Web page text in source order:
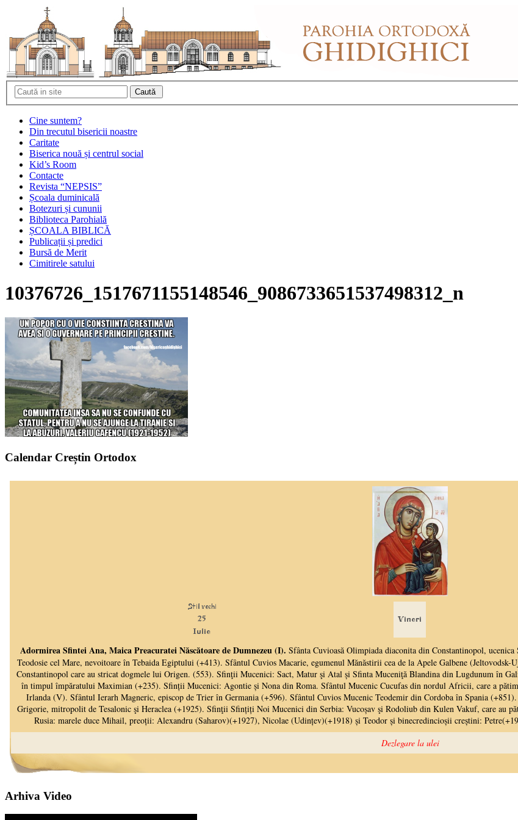
Cine suntem?
Din trecutul bisericii noastre
Caritate
Biserica nouă și centrul social
Kid’s Room
Contacte
Revista “NEPSIS”
Școala duminicală
Botezuri și cununii
Biblioteca Parohială
ȘCOALA BIBLICĂ
Publicații și predici
Bursă de Merit
Cimitirele satului
10376726_1517671155148546_9086733651537498312_n
Calendar Creștin Ortodox
Arhiva Video